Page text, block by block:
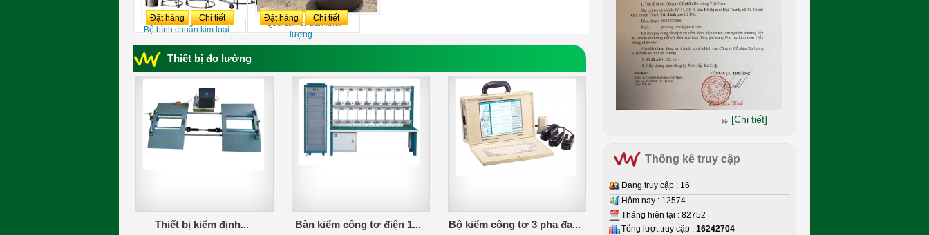
Bộ bình chuẩn kim loại...
Đặt hàng Chi tiết
Quả cân chuẩn khối
lượng...
Đặt hàng Chi tiết
Thiết bị đo lường
Thiết bị kiểm định... Bàn kiểm công tơ điện 1... Bộ kiểm công tơ 3 pha đa...
[Chi tiết]
Thống kê truy cập
Đang truy cập : 16
Hôm nay : 12574
Tháng hiện tại : 82752
Tổng lượt truy cập : 16242704